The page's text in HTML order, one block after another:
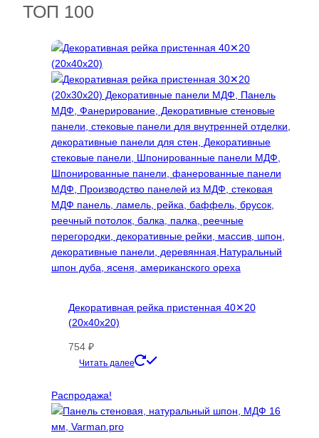
ТОП 100
Декоративная рейка пристенная 40✕20
(20х40х20)
754 ₽
Читать далее
несколько
Распродажа!